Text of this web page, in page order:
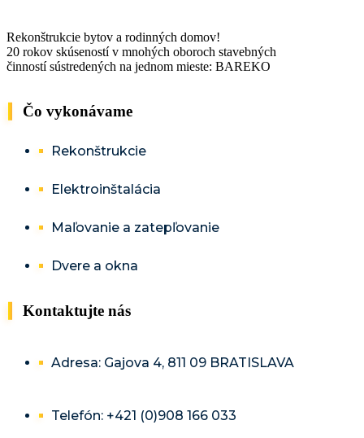
Rekonštrukcie bytov a rodinných domov!
20 rokov skúseností v mnohých oboroch stavebných
činností sústredených na jednom mieste: BAREKO
Čo vykonávame
Rekonštrukcie
Elektroinštalácia
Maľovanie a zatepľovanie
Dvere a okna
Kontaktujte nás
Adresa: Gajova 4, 811 09 BRATISLAVA
Telefón: +421 (0)908 166 033